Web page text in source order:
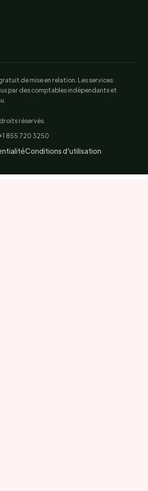
de mise en relation. Les services
par des comptables indépendants et
réservés.
855 720 3250
Conditions d'utilisation